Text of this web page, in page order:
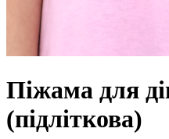
Піжама для
(підліткова)